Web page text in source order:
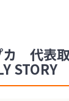
カ 代表
STORY